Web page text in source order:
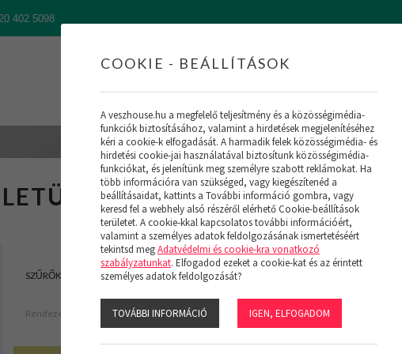
402 5098
ÚJ MENÜ
(19)
SZŰRŐK: IPARI KÖZEPES
Rendezés: Népszerű Megjelenítve: 1-24 Összesen: 0 db ingatlan
COOKIE - BEÁLLÍTÁSOK
A veszhouse.hu a megfelelő teljesítmény és a közösségimédia-
funkciók biztosításához, valamint a hirdetések megjelenítéséhez
kéri a cookie-k elfogadását. A harmadik felek közösségimédia- és
hirdetési cookie-jai használatával biztosítunk közösségimédia-
funkciókat, és jelenítünk meg személyre szabott reklámokat. Ha
több információra van szükséged, vagy kiegészítenéd a
beállításaidat, kattints a További információ gombra, vagy
keresd fel a webhely alsó részéről elérhető Cookie-beállítások
területet. A cookie-kkal kapcsolatos további információért,
valamint a személyes adatok feldolgozásának ismertetéséért
tekintsd megAdatvédelmi és cookie-kra vonatkozó
szabályzatunkat. Elfogadod ezeket a cookie-kat és az érintett
személyes adatok feldolgozását?
TOVÁBBI INFORMÁCIÓ IGEN, ELFOGADOM